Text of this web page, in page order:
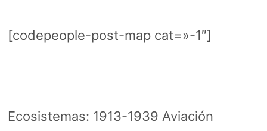
[codepeople-post-map cat=»-1″]
Ecosistemas: 1913-1939 Aviación